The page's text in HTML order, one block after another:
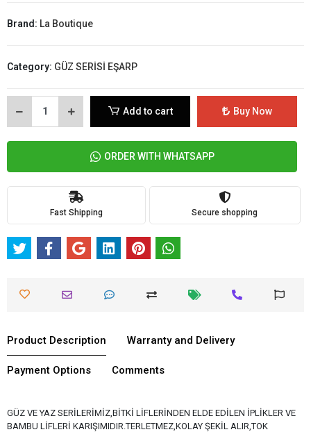
Brand: La Boutique
Category: GÜZ SERİSİ EŞARP
Add to cart Buy Now
ORDER WITH WHATSAPP
Fast Shipping Secure shopping
Product Description Warranty and Delivery
Payment Options Comments
GÜZ VE YAZ SERİLERİMİZ,BİTKİ LİFLERİNDEN ELDE EDİLEN İPLİKLER VE
BAMBU LİFLERİ KARIŞIMIDIR.TERLETMEZ,KOLAY ŞEKİL ALIR,TOK